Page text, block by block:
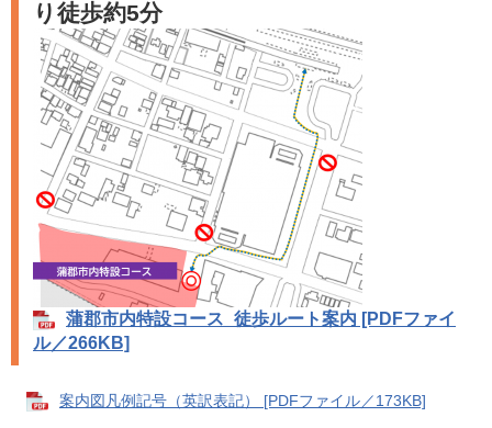
り徒歩約5分
蒲郡市内特設コース_徒歩ルート案内 [PDFファイ
ル／266KB]
案内図凡例記号（英訳表記） [PDFファイル／173KB]